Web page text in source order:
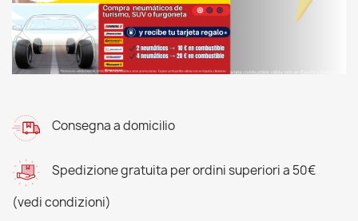
Consegna a domicilio
Spedizione gratuita per ordini superiori a 50€
(vedi condizioni)